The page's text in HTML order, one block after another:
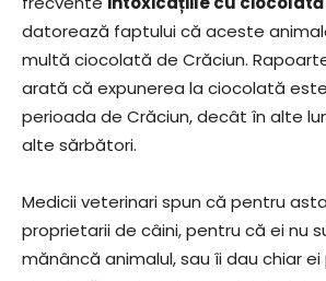
datorează faptului că aceste
multă ciocolată de Crăciun.
arată că expunerea la ciocolată
perioada de Crăciun, decât în alte
alte sărbători.
Medicii veterinari spun că pentru
proprietarii de câini, pentru că ei nu
mănâncă animalul, sau îi dau chiar ei